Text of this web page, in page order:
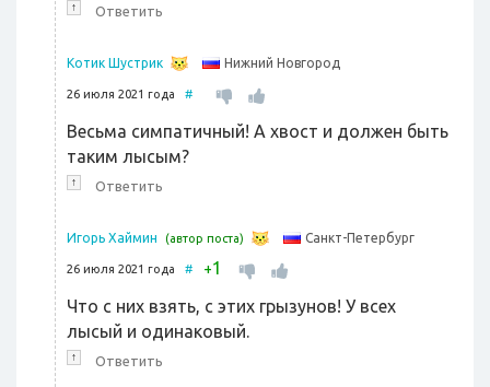
↑ Ответить
Котик Шустрик Нижний Новгород
26 июля 2021 года #
Весьма симпатичный! А хвост и должен быть
таким лысым?
↑ Ответить
Игорь Хаймин (автор поста) Санкт-Петербург
26 июля 2021 года # +1
Что с них взять, с этих грызунов! У всех
лысый и одинаковый.
↑ Ответить